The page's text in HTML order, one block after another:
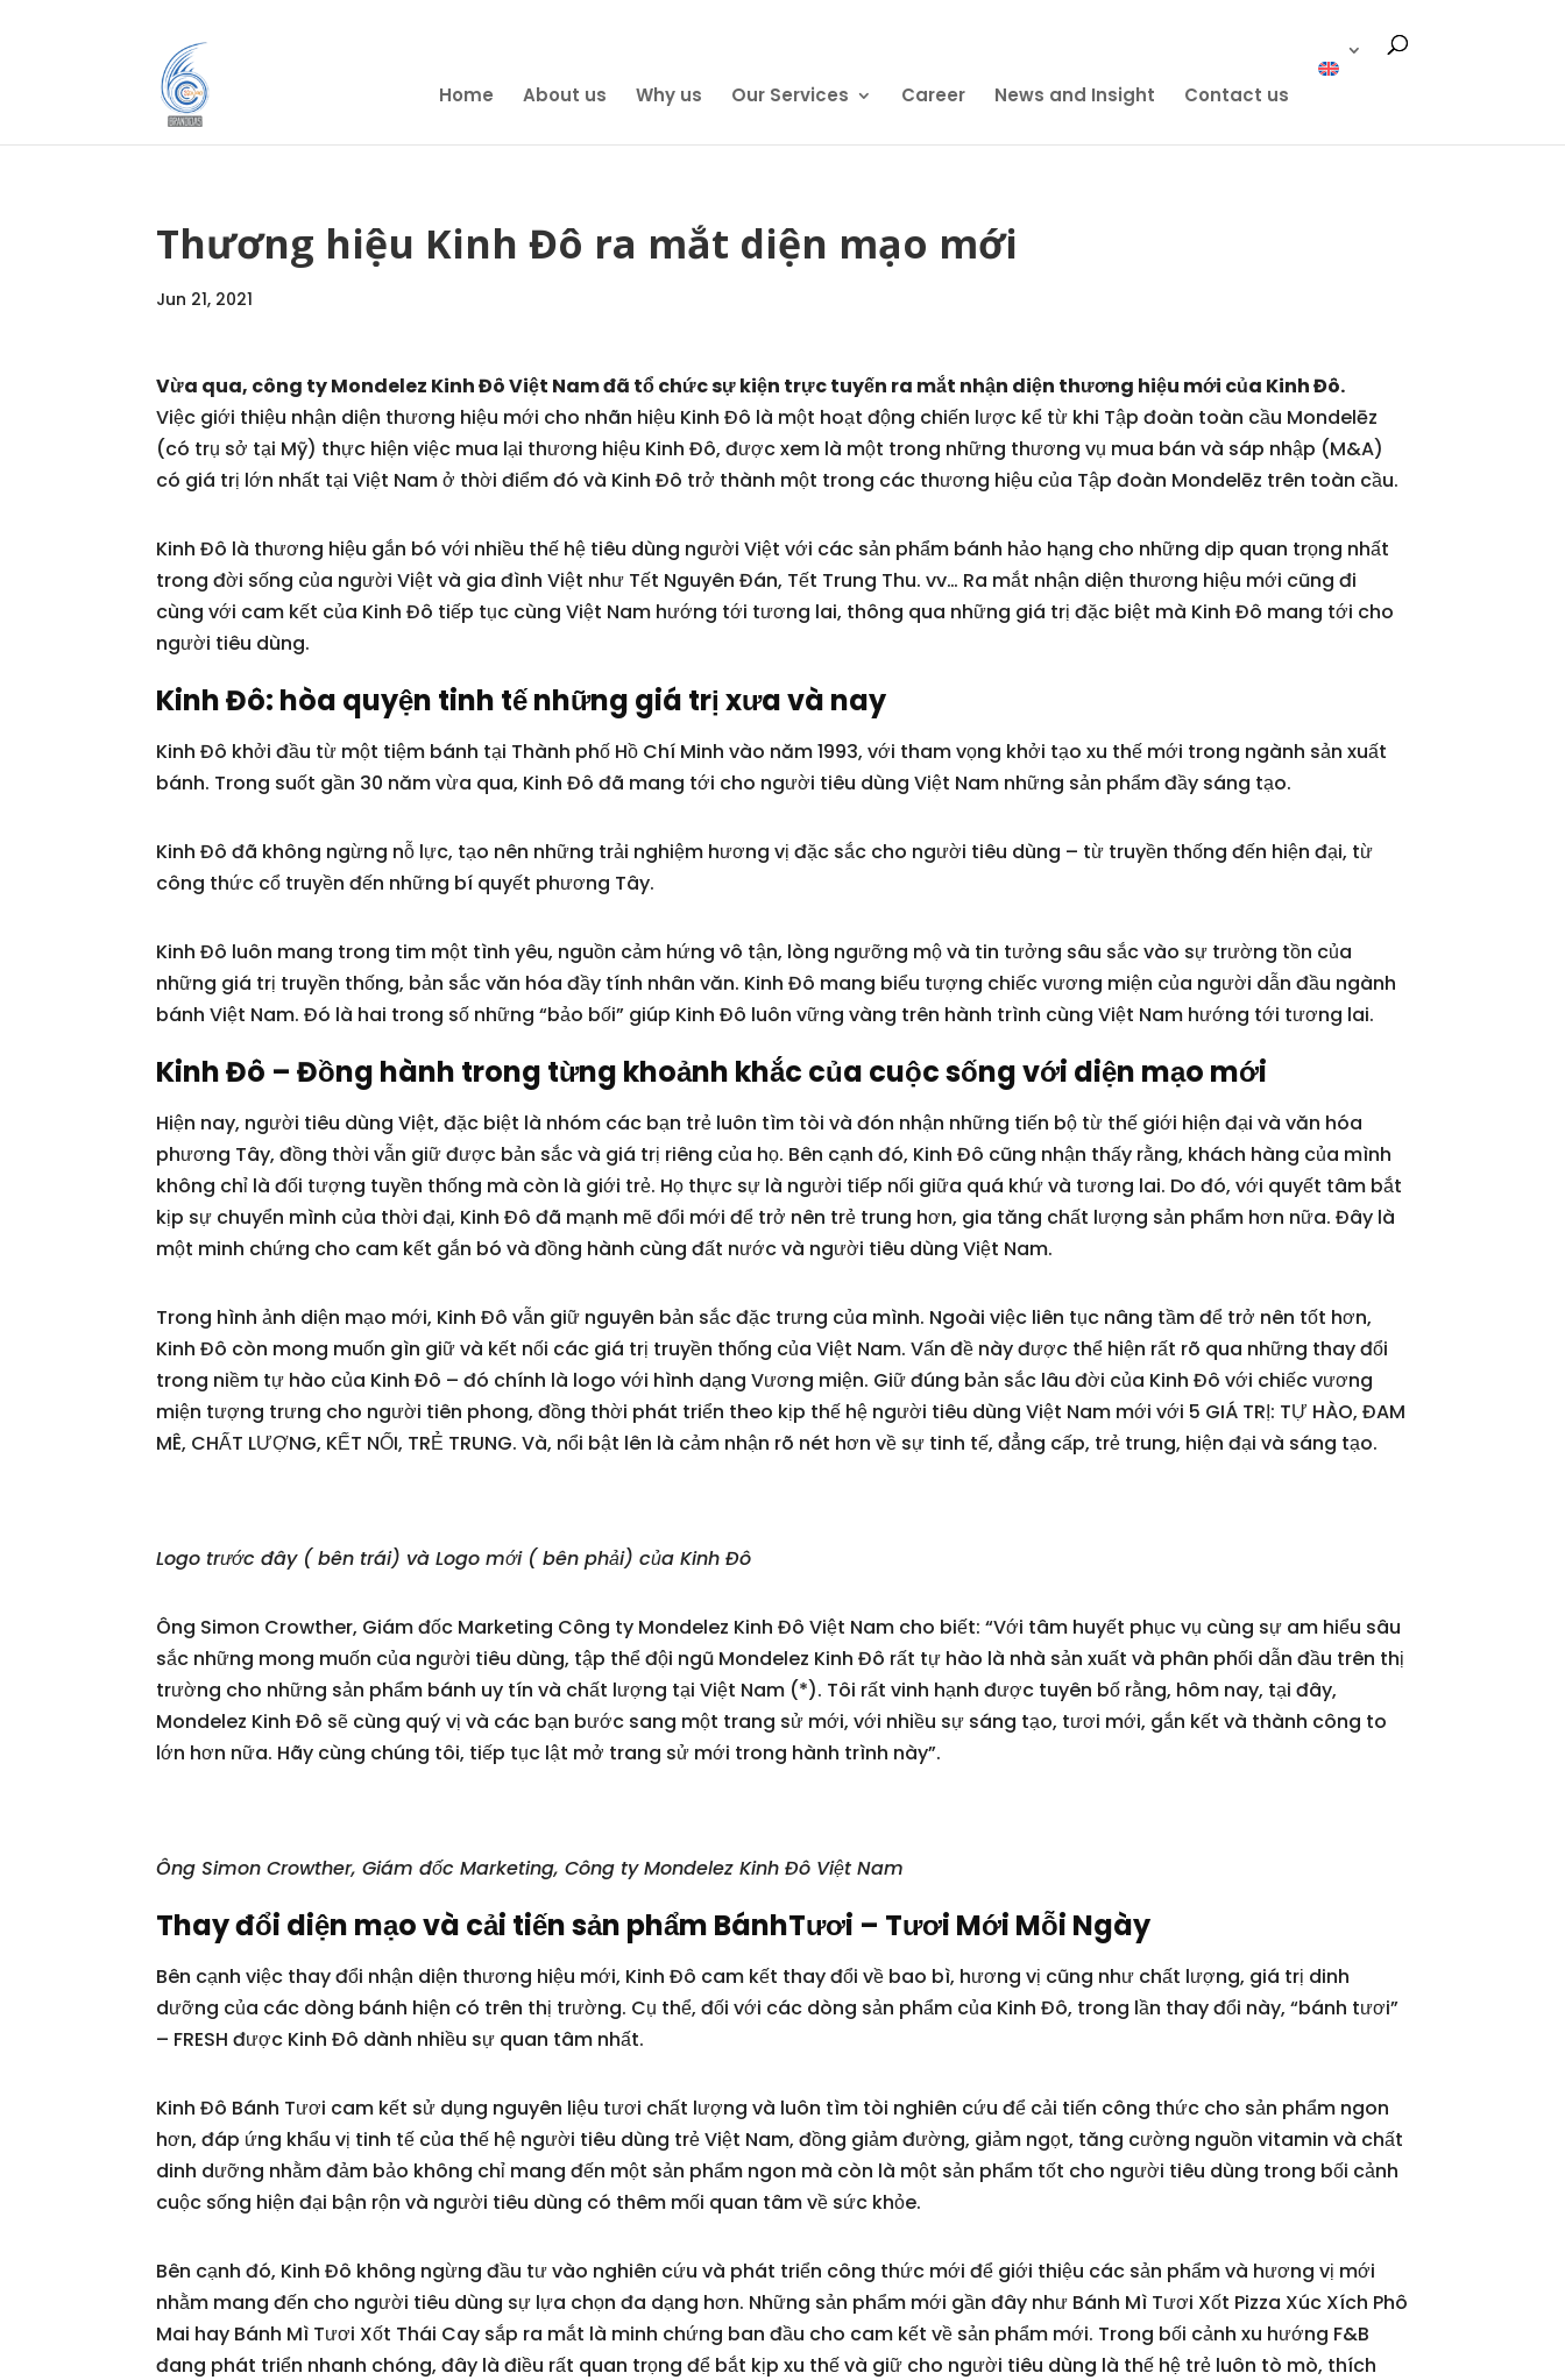
Home About us Why us Our Services Career News and Insight Contact us
Thương hiệu Kinh Đô ra mắt diện mạo mới
Jun 21, 2021
Vừa qua, công ty Mondelez Kinh Đô Việt Nam đã tổ chức sự kiện trực tuyến ra mắt nhận diện thương hiệu mới của Kinh Đô.
Việc giới thiệu nhận diện thương hiệu mới cho nhãn hiệu Kinh Đô là một hoạt động chiến lược kể từ khi Tập đoàn toàn cầu Mondelēz
(có trụ sở tại Mỹ) thực hiện việc mua lại thương hiệu Kinh Đô, được xem là một trong những thương vụ mua bán và sáp nhập (M&A)
có giá trị lớn nhất tại Việt Nam ở thời điểm đó và Kinh Đô trở thành một trong các thương hiệu của Tập đoàn Mondelēz trên toàn cầu.
Kinh Đô là thương hiệu gắn bó với nhiều thế hệ tiêu dùng người Việt với các sản phẩm bánh hảo hạng cho những dịp quan trọng nhất
trong đời sống của người Việt và gia đình Việt như Tết Nguyên Đán, Tết Trung Thu. vv… Ra mắt nhận diện thương hiệu mới cũng đi
cùng với cam kết của Kinh Đô tiếp tục cùng Việt Nam hướng tới tương lai, thông qua những giá trị đặc biệt mà Kinh Đô mang tới cho
người tiêu dùng.
Kinh Đô: hòa quyện tinh tế những giá trị xưa và nay
Kinh Đô khởi đầu từ một tiệm bánh tại Thành phố Hồ Chí Minh vào năm 1993, với tham vọng khởi tạo xu thế mới trong ngành sản xuất
bánh. Trong suốt gần 30 năm vừa qua, Kinh Đô đã mang tới cho người tiêu dùng Việt Nam những sản phẩm đầy sáng tạo.
Kinh Đô đã không ngừng nỗ lực, tạo nên những trải nghiệm hương vị đặc sắc cho người tiêu dùng – từ truyền thống đến hiện đại, từ
công thức cổ truyền đến những bí quyết phương Tây.
Kinh Đô luôn mang trong tim một tình yêu, nguồn cảm hứng vô tận, lòng ngưỡng mộ và tin tưởng sâu sắc vào sự trường tồn của
những giá trị truyền thống, bản sắc văn hóa đầy tính nhân văn. Kinh Đô mang biểu tượng chiếc vương miện của người dẫn đầu ngành
bánh Việt Nam. Đó là hai trong số những “bảo bối” giúp Kinh Đô luôn vững vàng trên hành trình cùng Việt Nam hướng tới tương lai.
Kinh Đô – Đồng hành trong từng khoảnh khắc của cuộc sống với diện mạo mới
Hiện nay, người tiêu dùng Việt, đặc biệt là nhóm các bạn trẻ luôn tìm tòi và đón nhận những tiến bộ từ thế giới hiện đại và văn hóa
phương Tây, đồng thời vẫn giữ được bản sắc và giá trị riêng của họ. Bên cạnh đó, Kinh Đô cũng nhận thấy rằng, khách hàng của mình
không chỉ là đối tượng tuyền thống mà còn là giới trẻ. Họ thực sự là người tiếp nối giữa quá khứ và tương lai. Do đó, với quyết tâm bắt
kịp sự chuyển mình của thời đại, Kinh Đô đã mạnh mẽ đổi mới để trở nên trẻ trung hơn, gia tăng chất lượng sản phẩm hơn nữa. Đây là
một minh chứng cho cam kết gắn bó và đồng hành cùng đất nước và người tiêu dùng Việt Nam.
Trong hình ảnh diện mạo mới, Kinh Đô vẫn giữ nguyên bản sắc đặc trưng của mình. Ngoài việc liên tục nâng tầm để trở nên tốt hơn,
Kinh Đô còn mong muốn gìn giữ và kết nối các giá trị truyền thống của Việt Nam. Vấn đề này được thể hiện rất rõ qua những thay đổi
trong niềm tự hào của Kinh Đô – đó chính là logo với hình dạng Vương miện. Giữ đúng bản sắc lâu đời của Kinh Đô với chiếc vương
miện tượng trưng cho người tiên phong, đồng thời phát triển theo kịp thế hệ người tiêu dùng Việt Nam mới với 5 GIÁ TRỊ: TỰ HÀO, ĐAM
MÊ, CHẤT LƯỢNG, KẾT NỐI, TRẺ TRUNG. Và, nổi bật lên là cảm nhận rõ nét hơn về sự tinh tế, đẳng cấp, trẻ trung, hiện đại và sáng tạo.
Logo trước đây ( bên trái) và Logo mới ( bên phải) của Kinh Đô
Ông Simon Crowther, Giám đốc Marketing Công ty Mondelez Kinh Đô Việt Nam cho biết: “Với tâm huyết phục vụ cùng sự am hiểu sâu
sắc những mong muốn của người tiêu dùng, tập thể đội ngũ Mondelez Kinh Đô rất tự hào là nhà sản xuất và phân phối dẫn đầu trên thị
trường cho những sản phẩm bánh uy tín và chất lượng tại Việt Nam (*). Tôi rất vinh hạnh được tuyên bố rằng, hôm nay, tại đây,
Mondelez Kinh Đô sẽ cùng quý vị và các bạn bước sang một trang sử mới, với nhiều sự sáng tạo, tươi mới, gắn kết và thành công to
lớn hơn nữa. Hãy cùng chúng tôi, tiếp tục lật mở trang sử mới trong hành trình này”.
Ông Simon Crowther, Giám đốc Marketing, Công ty Mondelez Kinh Đô Việt Nam
Thay đổi diện mạo và cải tiến sản phẩm BánhTươi – Tươi Mới Mỗi Ngày
Bên cạnh việc thay đổi nhận diện thương hiệu mới, Kinh Đô cam kết thay đổi về bao bì, hương vị cũng như chất lượng, giá trị dinh
dưỡng của các dòng bánh hiện có trên thị trường. Cụ thể, đối với các dòng sản phẩm của Kinh Đô, trong lần thay đổi này, “bánh tươi”
– FRESH được Kinh Đô dành nhiều sự quan tâm nhất.
Kinh Đô Bánh Tươi cam kết sử dụng nguyên liệu tươi chất lượng và luôn tìm tòi nghiên cứu để cải tiến công thức cho sản phẩm ngon
hơn, đáp ứng khẩu vị tinh tế của thế hệ người tiêu dùng trẻ Việt Nam, đồng giảm đường, giảm ngọt, tăng cường nguồn vitamin và chất
dinh dưỡng nhằm đảm bảo không chỉ mang đến một sản phẩm ngon mà còn là một sản phẩm tốt cho người tiêu dùng trong bối cảnh
cuộc sống hiện đại bận rộn và người tiêu dùng có thêm mối quan tâm về sức khỏe.
Bên cạnh đó, Kinh Đô không ngừng đầu tư vào nghiên cứu và phát triển công thức mới để giới thiệu các sản phẩm và hương vị mới
nhằm mang đến cho người tiêu dùng sự lựa chọn đa dạng hơn. Những sản phẩm mới gần đây như Bánh Mì Tươi Xốt Pizza Xúc Xích Phô
Mai hay Bánh Mì Tươi Xốt Thái Cay sắp ra mắt là minh chứng ban đầu cho cam kết về sản phẩm mới. Trong bối cảnh xu hướng F&B
đang phát triển nhanh chóng, đây là điều rất quan trọng để bắt kịp xu thế và giữ cho người tiêu dùng là thế hệ trẻ luôn tò mò, thích